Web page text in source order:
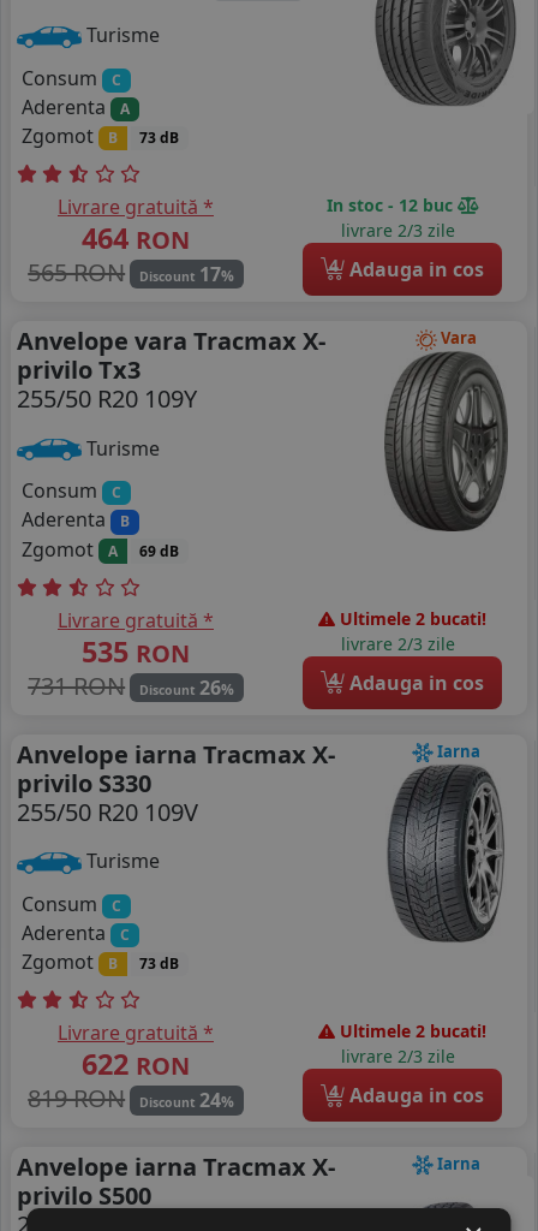
Turisme
Consum
C
Aderenta A
Zgomot B 73 dB
Livrare gratuită *
464 RON
565 RON
Discount 17%
In stoc - 12 buc
livrare 2/3 zile
4 Adauga in cos
Vara
Anvelope vara Tracmax X-
privilo Tx3
255/50 R20 109Y
Turisme
Consum
C
Aderenta B
Zgomot A 69 dB
Livrare gratuită *
535 RON
731 RON
Discount 26%
Ultimele 2 bucati!
livrare 2/3 zile
4 Adauga in cos
Iarna
Anvelope iarna Tracmax X-
privilo S330
255/50 R20 109V
Turisme
Consum
C
Aderenta C
Zgomot B 73 dB
Livrare gratuită *
622 RON
819 RON
Discount 24%
Ultimele 2 bucati!
livrare 2/3 zile
4 Adauga in cos
Iarna
Anvelope iarna Tracmax X-
privilo S500